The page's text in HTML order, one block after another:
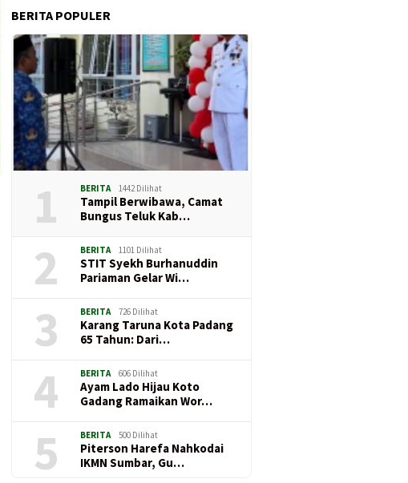
BERITA POPULER
1 BERITA 1442 Dilihat
Tampil Berwibawa, Camat
Bungus Teluk Kab…
2 BERITA 1101 Dilihat
STIT Syekh Burhanuddin
Pariaman Gelar Wi…
3 BERITA 726 Dilihat
Karang Taruna Kota Padang
65 Tahun: Dari…
4 BERITA 606 Dilihat
Ayam Lado Hijau Koto
Gadang Ramaikan Wor…
5 BERITA 500 Dilihat
Piterson Harefa Nahkodai
IKMN Sumbar, Gu…